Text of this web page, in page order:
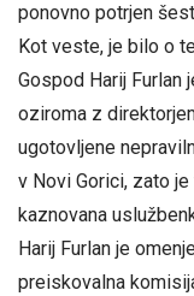
ponovno potrjen
Kot veste, je bilo o
Gospod Harij Furlan
oziroma z
ugotovljene
v Novi Gorici, zato
kaznovana
Harij Furlan je
preiskovalna